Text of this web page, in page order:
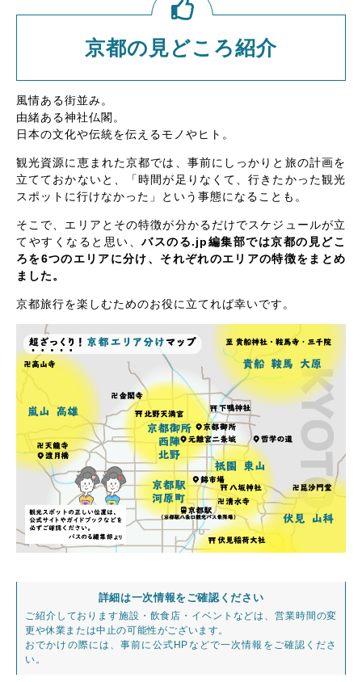
京都の見どころ紹介
風情ある街並み。
由緒ある神社仏閣。
日本の文化や伝統を伝えるモノやヒト。
観光資源に恵まれた京都では、事前にしっかりと旅の計画を
立てておかないと、「時間が足りなくて、行きたかった観光
スポットに行けなかった」という事態になることも。
そこで、エリアとその特徴が分かるだけでスケジュールが立
てやすくなると思い、バスのる.jp編集部では京都の見どこ
ろを6つのエリアに分け、それぞれのエリアの特徴をまとめ
ました。
京都旅行を楽しむためのお役に立てれば幸いです。
詳細は一次情報をご確認ください
ご紹介しております施設・飲食店・イベントなどは、営業時間の変
更や休業または中止の可能性がございます。
おでかけの際には、事前に公式HPなどで一次情報をご確認くださ
い。